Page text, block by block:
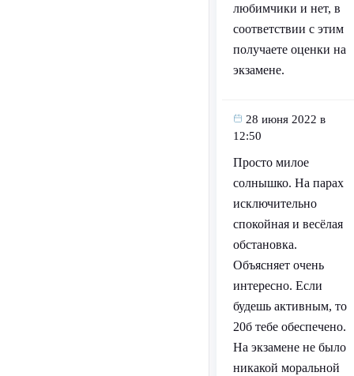
любимчики и нет, в
соответствии с этим
получаете оценки на
экзамене.
28 июня 2022 в
12:50
Просто милое
солнышко. На парах
исключительно
спокойная и весёлая
обстановка.
Объясняет очень
интересно. Если
будешь активным, то
20б тебе обеспечено.
На экзамене не было
никакой моральной